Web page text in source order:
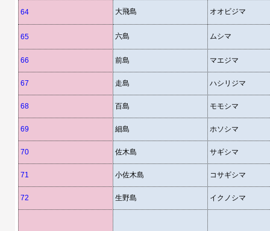
64 大飛島 オオビジマ
65 六島 ムシマ
66 前島 マエジマ
67 走島 ハシリジマ
68 百島 モモシマ
69 細島 ホソシマ
70 佐木島 サギシマ
71 小佐木島 コサギシマ
72 生野島 イクノシマ